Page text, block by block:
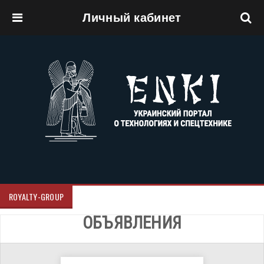
Личный кабинет
ROYALTY-GROUP
ОБЪЯВЛЕНИЯ